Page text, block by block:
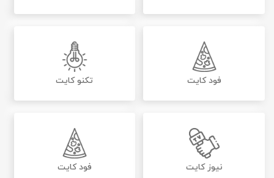
فود کایت تکنو کایت
نیوز کایت فود کایت